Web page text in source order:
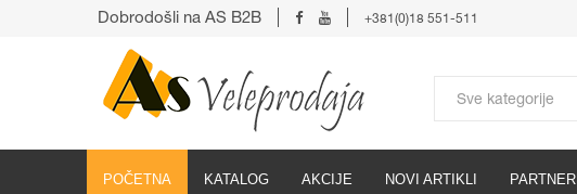
POČETNA KATALOG AKCIJE NOVI ARTIKLI PARTNERI
Dobrodošli na AS B2B +381(0)18 551-511